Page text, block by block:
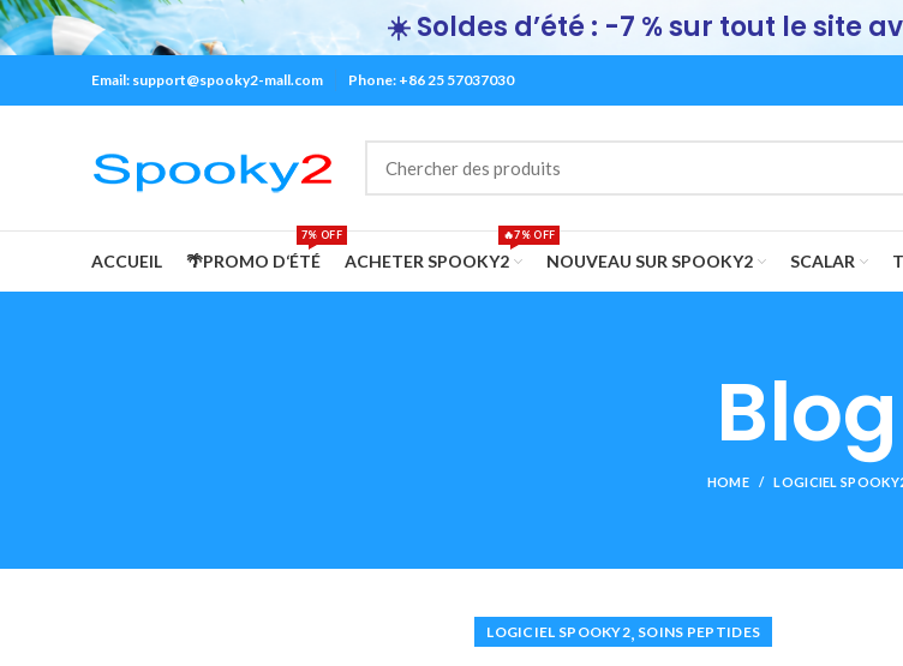
Email: support@spooky2-mall.com Phone: +86 25 57037030
ACCUEIL 🌴PROMO D‘ÉTÉ
7% OFF
ACHETER SPOOKY2
🔥7% OFF
NOUVEAU SUR SPOOKY2 SCALAR
Blog
HOME LOGICIEL
LOGICIEL SPOOKY2, SOINS PEPTIDES
☀️ Soldes d’été : -7 % sur tout le site